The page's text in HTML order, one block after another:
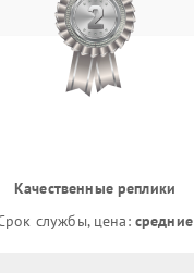
Качественные реплики
службы, цена: средние